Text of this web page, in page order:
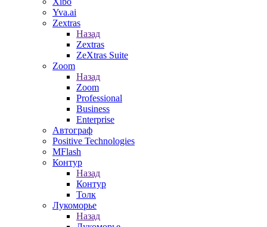
Yva.ai
Zextras
Назад
Zextras
ZeXtras Suite
Zoom
Назад
Zoom
Professional
Business
Enterprise
Автограф
Positive Technologies
MFlash
Контур
Назад
Контур
Толк
Лукоморье
Назад